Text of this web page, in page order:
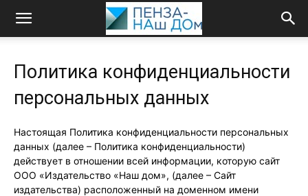
Политика конфиденциальности
персональных данных
Настоящая Политика конфиденциальности персональных
данных (далее – Политика конфиденциальности)
действует в отношении всей информации, которую сайт
ООО «Издательство «Наш дом», (далее – Сайт
издательства) расположенный на доменном имени